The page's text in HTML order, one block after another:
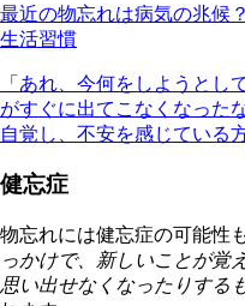
最近の物忘れは病気の兆候
生活習慣
「あれ、今何をしようと
がすぐに出てこなくなった
自覚し、不安を感じている
健忘症
物忘れには健忘症の可能性
っかけで、新しいことが覚
思い出せなくなったりする